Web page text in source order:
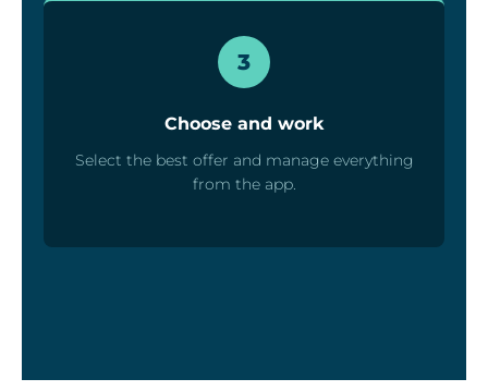
3
Choose and work
Select the best offer and manage everything
from the app.